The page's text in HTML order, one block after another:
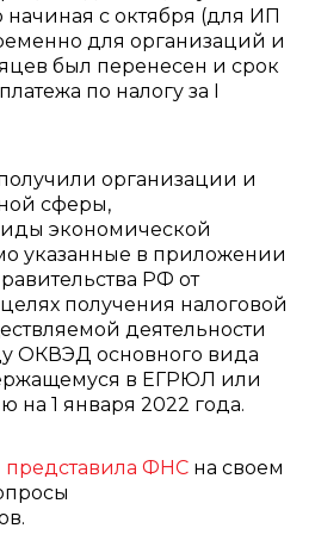
с октября (для ИП
для организаций и
был перенесен и срок
по налогу за I
организации и
сферы,
экономической
указанные в приложении
РФ от
получения налоговой
деятельности
ОКВЭД основного вида
в ЕГРЮЛ или
на 1 января 2022 года.
представила ФНС на своем